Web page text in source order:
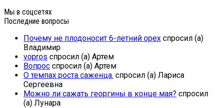
Мы в соцсетях
Последние вопросы
Почему не плодоносит 6-летний орех спросил (а)
Владимир
vopros спросил (а) Артем
Вопрос спросил (а) Артем
О темпах роста саженца. спросил (а) Лариса
Сергеевна
Можно ли сажать георгины в конце мая? спросил
(а) Лунара